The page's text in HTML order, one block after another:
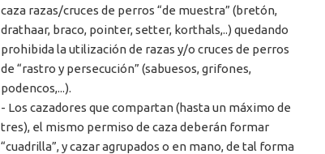
caza razas/cruces de perros “de muestra” (bretón,
drathaar, braco, pointer, setter, korthals,..) quedando
prohibida la utilización de razas y/o cruces de perros
de “rastro y persecución” (sabuesos, grifones,
podencos,...).
- Los cazadores que compartan (hasta un máximo de
tres), el mismo permiso de caza deberán formar
“cuadrilla”, y cazar agrupados o en mano, de tal forma